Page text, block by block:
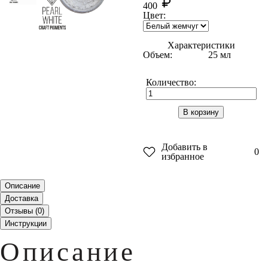
400
Цвет:
Характеристики
Объем:
25 мл
Количество:
В корзину
Добавить в
избранное
0
Описание
Доставка
Отзывы (0)
Инструкции
Описание